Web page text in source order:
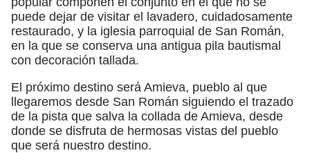
puede dejar de visitar el lavadero, cuidadosamente
restaurado, y la iglesia parroquial de San Román,
en la que se conserva una antigua pila bautismal
con decoración tallada.
El próximo destino será Amieva, pueblo al que
llegaremos desde San Román siguiendo el trazado
de la pista que salva la collada de Amieva, desde
donde se disfruta de hermosas vistas del pueblo
que será nuestro destino.